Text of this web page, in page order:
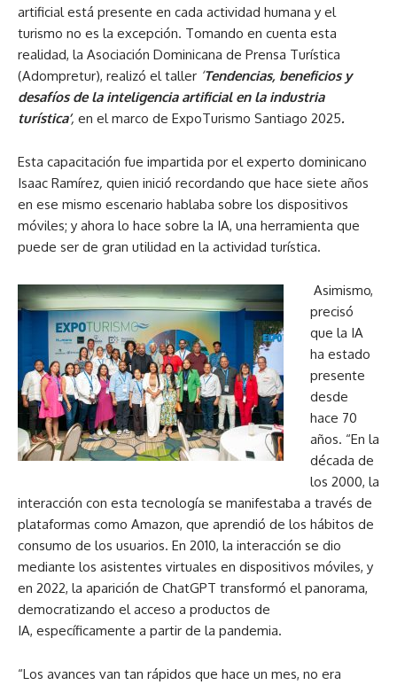
artificial está presente en cada actividad humana y el
turismo no es la excepción. Tomando en cuenta esta
realidad, la Asociación Dominicana de Prensa Turística
(Adompretur), realizó el taller ‘Tendencias, beneficios y
desafíos de la inteligencia artificial en la industria
turística’, en el marco de ExpoTurismo Santiago 2025.
Esta capacitación fue impartida por el experto dominicano
Isaac Ramírez, quien inició recordando que hace siete años
en ese mismo escenario hablaba sobre los dispositivos
móviles; y ahora lo hace sobre la IA, una herramienta que
puede ser de gran utilidad en la actividad turística.
Asimismo,
precisó
que la IA
ha estado
presente
desde
hace 70
años. “En la
década de
los 2000, la
interacción con esta tecnología se manifestaba a través de
plataformas como Amazon, que aprendió de los hábitos de
consumo de los usuarios. En 2010, la interacción se dio
mediante los asistentes virtuales en dispositivos móviles, y
en 2022, la aparición de ChatGPT transformó el panorama,
democratizando el acceso a productos de
IA, específicamente a partir de la pandemia.
“Los avances van tan rápidos que hace un mes, no era